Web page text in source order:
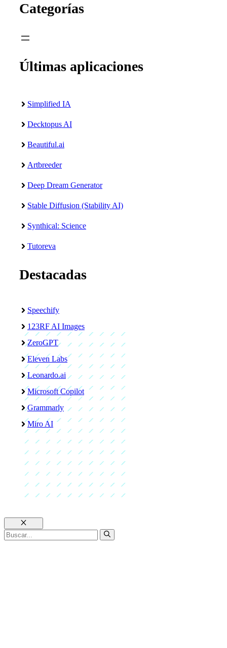
Categorías
Últimas aplicaciones
Simplified IA
Decktopus AI
Beautiful.ai
Artbreeder
Deep Dream Generator
Stable Diffusion (Stability AI)
Synthical: Science
Tutoreva
Destacadas
Speechify
123RF AI Images
ZeroGPT
Eleven Labs
Leonardo.ai
Microsoft Copilot
Grammarly
Miro AI
Cerrar
Buscar: